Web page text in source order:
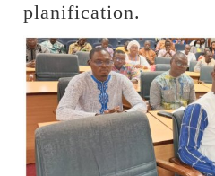
planification.